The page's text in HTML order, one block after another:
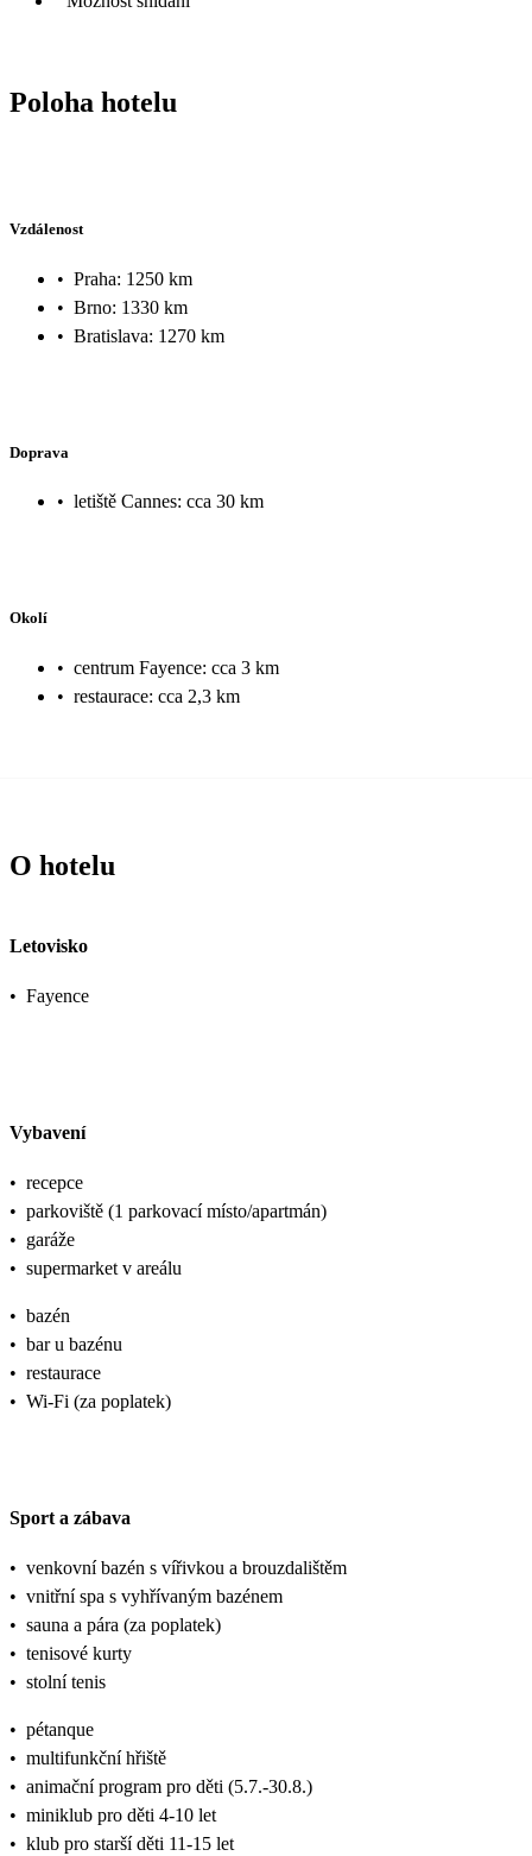
Poloha hotelu
Vzdálenost
• Praha: 1250 km
• Brno: 1330 km
• Bratislava: 1270 km
Doprava
• letiště Cannes: cca 30 km
Okolí
• centrum Fayence: cca 3 km
• restaurace: cca 2,3 km
O hotelu
Letovisko
• Fayence
Vybavení
• recepce
• parkoviště (1 parkovací místo/apartmán)
• garáže
• supermarket v areálu
• bazén
• bar u bazénu
• restaurace
• Wi-Fi (za poplatek)
Sport a zábava
• venkovní bazén s vířivkou a brouzdalištěm
• vnitřní spa s vyhřívaným bazénem
• sauna a pára (za poplatek)
• tenisové kurty
• stolní tenis
• pétanque
• multifunkční hřiště
• animační program pro děti (5.7.-30.8.)
• miniklub pro děti 4-10 let
• klub pro starší děti 11-15 let